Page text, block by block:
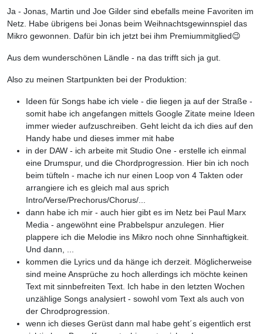
Ja - Jonas, Martin und Joe Gilder sind ebefalls meine Favoriten im
Netz. Habe übrigens bei Jonas beim Weihnachtsgewinnspiel das
Mikro gewonnen. Dafür bin ich jetzt bei ihm Premiummitglied😉
Aus dem wunderschönen Ländle - na das trifft sich ja gut.
Also zu meinen Startpunkten bei der Produktion:
Ideen für Songs habe ich viele - die liegen ja auf der Straße -
somit habe ich angefangen mittels Google Zitate meine Ideen
immer wieder aufzuschreiben. Geht leicht da ich dies auf den
Handy habe und dieses immer mit habe
in der DAW - ich arbeite mit Studio One - erstelle ich einmal
eine Drumspur, und die Chordprogression. Hier bin ich noch
beim tüfteln - mache ich nur einen Loop von 4 Takten oder
arrangiere ich es gleich mal aus sprich
Intro/Verse/Prechorus/Chorus/...
dann habe ich mir - auch hier gibt es im Netz bei Paul Marx
Media - angewöhnt eine Prabbelspur anzulegen. Hier
plappere ich die Melodie ins Mikro noch ohne Sinnhaftigkeit.
Und dann, ...
kommen die Lyrics und da hänge ich derzeit. Möglicherweise
sind meine Ansprüche zu hoch allerdings ich möchte keinen
Text mit sinnbefreiten Text. Ich habe in den letzten Wochen
unzählige Songs analysiert - sowohl vom Text als auch von
der Chrodprogression.
wenn ich dieses Gerüst dann mal habe geht´s eigentlich erst